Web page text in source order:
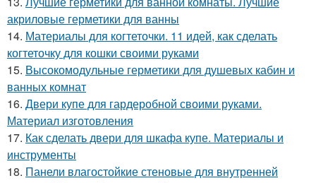
акриловые герметики для ванны
14. Материалы для когтеточки. 11 идей, как сделать
когтеточку для кошки своими руками
15. Высокомодульные герметики для душевых кабин и
ванных комнат
16. Двери купе для гардеробной своими руками.
Материал изготовления
17. Как сделать двери для шкафа купе. Материалы и
инструменты
18. Панели влагостойкие стеновые для внутренней